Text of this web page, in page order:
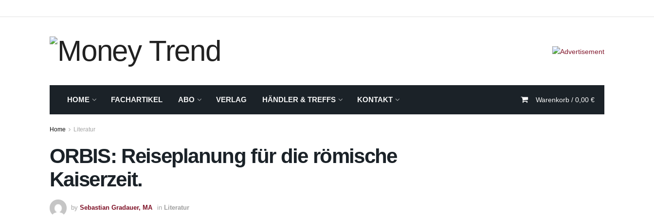
HOME FACHARTIKEL ABO VERLAG HÄNDLER & TREFFS KONTAKT Warenkorb / 0,00 €
Home Literatur
ORBIS: Reiseplanung für die römische
Kaiserzeit.
by Sebastian Gradauer, MA in Literatur